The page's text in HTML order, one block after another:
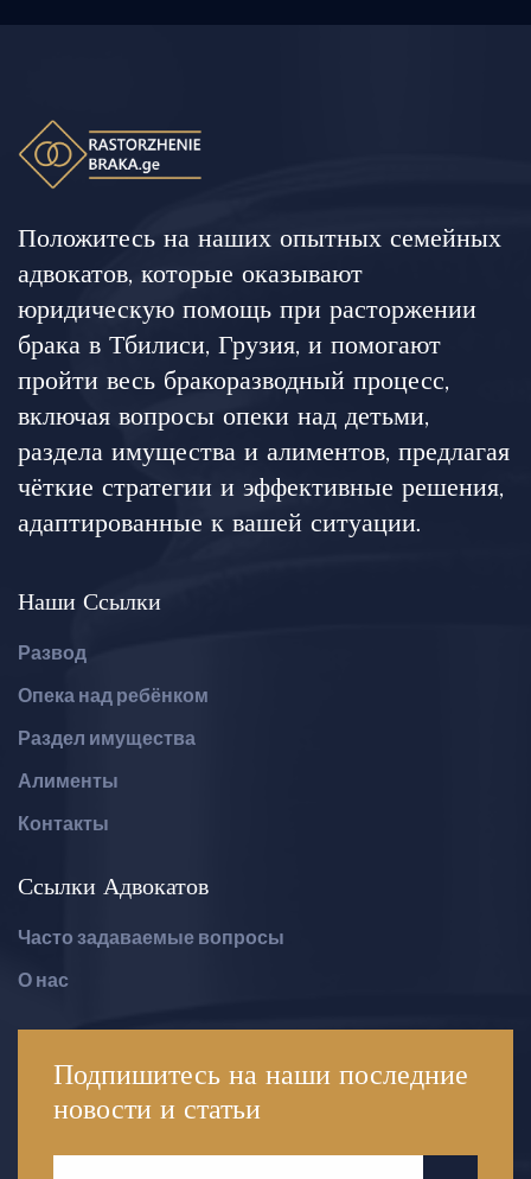
Положитесь на наших опытных семейных
адвокатов, которые оказывают
юридическую помощь при расторжении
брака в Тбилиси, Грузия, и помогают
пройти весь бракоразводный процесс,
включая вопросы опеки над детьми,
раздела имущества и алиментов, предлагая
чёткие стратегии и эффективные решения,
адаптированные к вашей ситуации.
Наши Ссылки
Развод
Опека над ребёнком
Раздел имущества
Алименты
Контакты
Ссылки Адвокатов
Часто задаваемые вопросы
О нас
Подпишитесь на наши последние
новости и статьи